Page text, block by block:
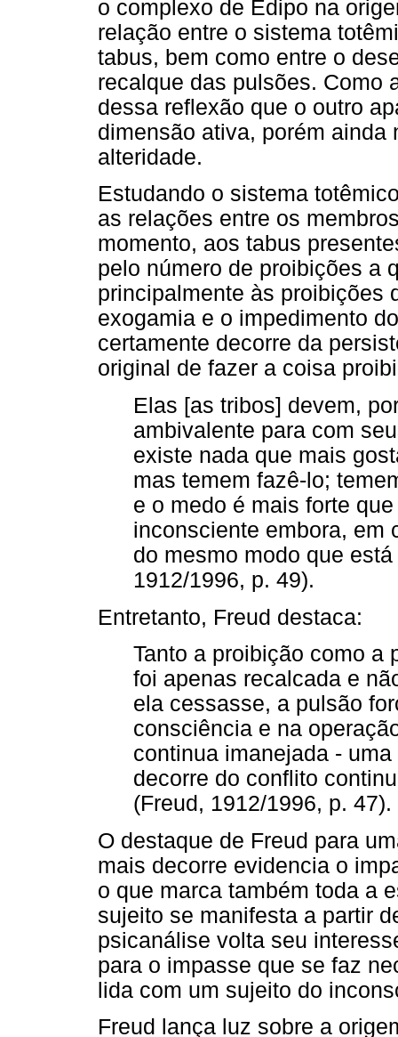
o complexo de Édipo na
relação entre o sistema
tabus, bem como entre o
recalque das pulsões. Como
dessa reflexão que o outro
dimensão ativa, porém ainda
alteridade.
Estudando o sistema
as relações entre os
momento, aos tabus
pelo número de proibições a
principalmente às proibições
exogamia e o impedimento
certamente decorre da
original de fazer a coisa
Elas [as tribos] devem,
ambivalente para com
existe nada que mais
mas temem fazê-lo;
e o medo é mais forte
inconsciente embora, em
do mesmo modo que
1912/1996, p. 49).
Entretanto, Freud destaca:
Tanto a proibição como a
foi apenas recalcada e
ela cessasse, a pulsão
consciência e na
continua imanejada -
decorre do conflito
(Freud, 1912/1996, p. 47).
O destaque de Freud para
mais decorre evidencia o
o que marca também toda a
sujeito se manifesta a partir
psicanálise volta seu
para o impasse que se faz
lida com um sujeito do
Freud lança luz sobre a